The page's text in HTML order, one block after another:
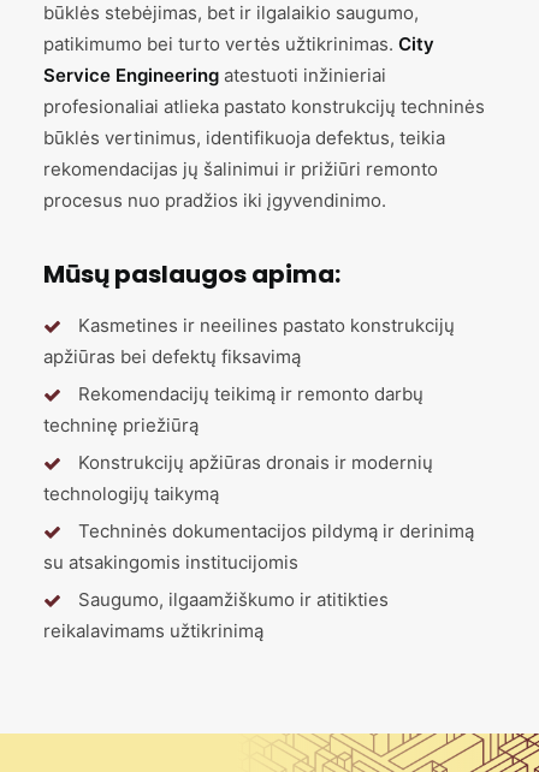
būklės stebėjimas, bet ir ilgalaikio saugumo,
patikimumo bei turto vertės užtikrinimas. City
Service Engineering atestuoti inžinieriai
profesionaliai atlieka pastato konstrukcijų techninės
būklės vertinimus, identifikuoja defektus, teikia
rekomendacijas jų šalinimui ir prižiūri remonto
procesus nuo pradžios iki įgyvendinimo.
Mūsų paslaugos apima:
Kasmetines ir neeilines pastato konstrukcijų
apžiūras bei defektų fiksavimą
Rekomendacijų teikimą ir remonto darbų
techninę priežiūrą
Konstrukcijų apžiūras dronais ir modernių
technologijų taikymą
Techninės dokumentacijos pildymą ir derinimą
su atsakingomis institucijomis
Saugumo, ilgaamžiškumo ir atitikties
reikalavimams užtikrinimą